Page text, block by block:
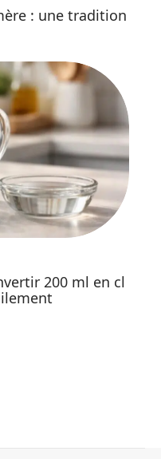
: une tradition
200 ml en cl